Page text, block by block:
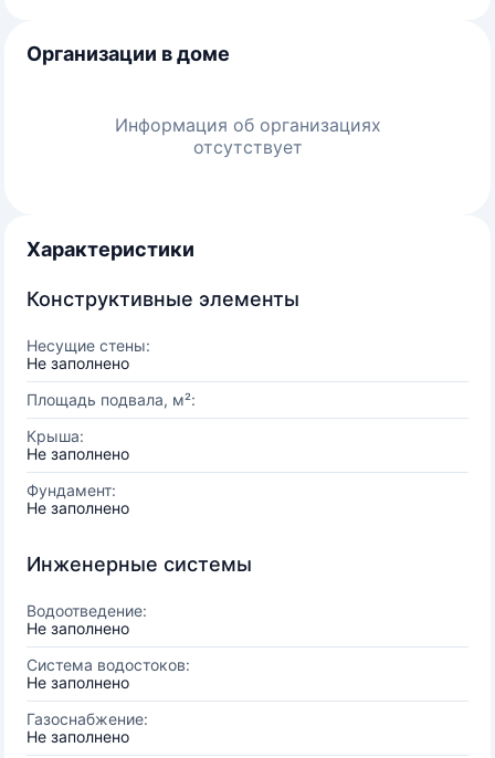
Организации в доме
Информация об организациях
отсутствует
Характеристики
Конструктивные элементы
Несущие стены:
Не заполнено
Площадь подвала, м²:
Крыша:
Не заполнено
Фундамент:
Не заполнено
Инженерные системы
Водоотведение:
Не заполнено
Система водостоков:
Не заполнено
Газоснабжение:
Не заполнено